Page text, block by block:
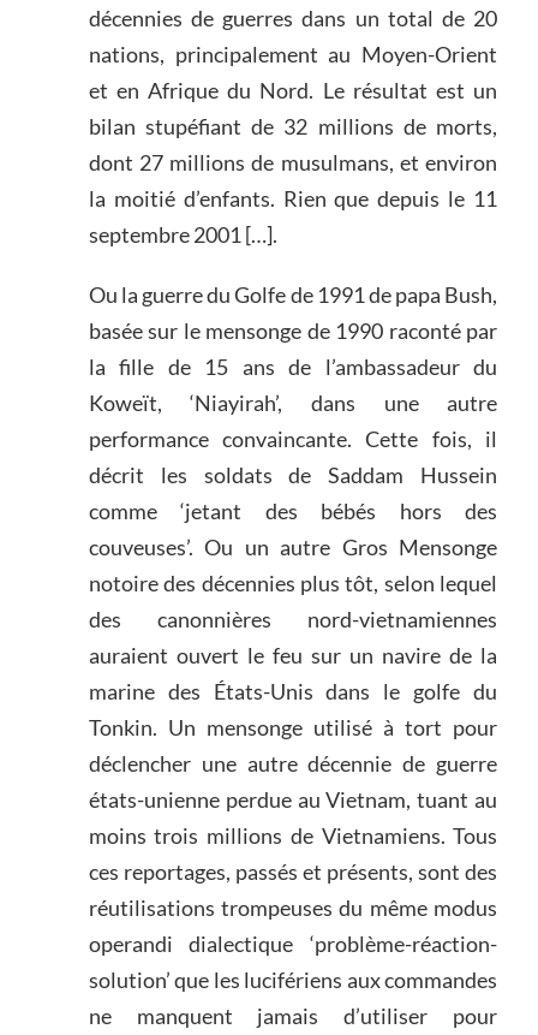
décennies de guerres dans un total de 20
nations, principalement au Moyen-Orient
et en Afrique du Nord. Le résultat est un
bilan stupéfiant de 32 millions de morts,
dont 27 millions de musulmans, et environ
la moitié d’enfants. Rien que depuis le 11
septembre 2001 […].
Ou la guerre du Golfe de 1991 de papa Bush,
basée sur le mensonge de 1990 raconté par
la fille de 15 ans de l’ambassadeur du
Koweït, ‘Niayirah’, dans une autre
performance convaincante. Cette fois, il
décrit les soldats de Saddam Hussein
comme ‘jetant des bébés hors des
couveuses’. Ou un autre Gros Mensonge
notoire des décennies plus tôt, selon lequel
des canonnières nord-vietnamiennes
auraient ouvert le feu sur un navire de la
marine des États-Unis dans le golfe du
Tonkin. Un mensonge utilisé à tort pour
déclencher une autre décennie de guerre
états-unienne perdue au Vietnam, tuant au
moins trois millions de Vietnamiens. Tous
ces reportages, passés et présents, sont des
réutilisations trompeuses du même modus
operandi dialectique ‘problème-réaction-
solution’ que les lucifériens aux commandes
ne manquent jamais d’utiliser pour